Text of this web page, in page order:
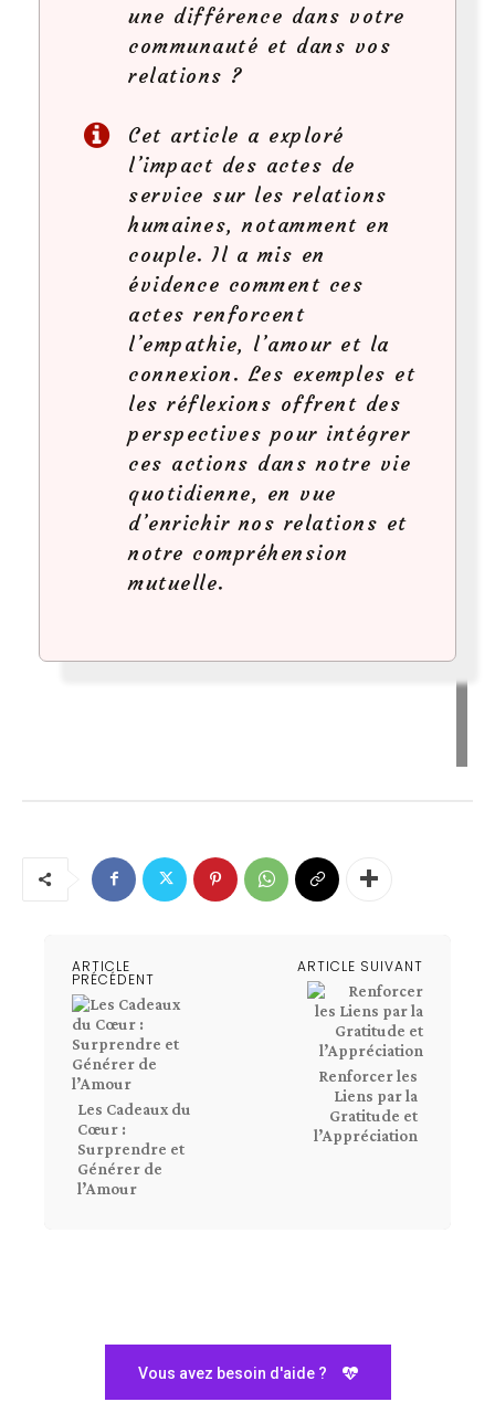
une différence dans votre
communauté et dans vos
relations ?
Cet article a exploré
l’impact des actes de
service sur les relations
humaines, notamment en
couple. Il a mis en
évidence comment ces
actes renforcent
l’empathie, l’amour et la
connexion. Les exemples et
les réflexions offrent des
perspectives pour intégrer
ces actions dans notre vie
quotidienne, en vue
d’enrichir nos relations et
notre compréhension
mutuelle.
ARTICLE
PRÉCÉDENT
Les Cadeaux du
Cœur :
Surprendre et
Générer de
l’Amour
ARTICLE SUIVANT
Renforcer les
Liens par la
Gratitude et
l’Appréciation
Vous avez besoin d'aide ?